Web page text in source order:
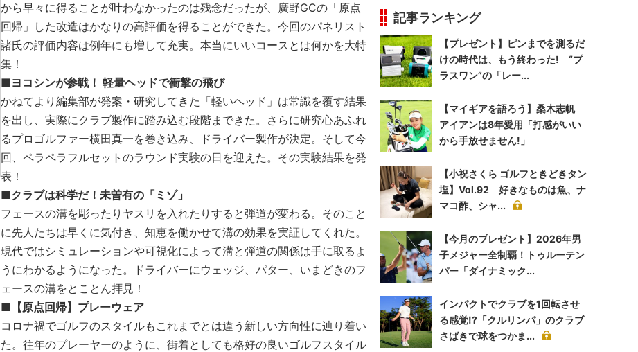
から早々に得ることが叶わなかったのは残念だったが、廣野GCの「原点
回帰」した改造はかなりの高評価を得ることができた。今回のパネリスト
諸氏の評価内容は例年にも増して充実。本当にいいコースとは何かを大特
集！
■ヨコシンが参戦！ 軽量ヘッドで衝撃の飛び
かねてより編集部が発案・研究してきた「軽いヘッド」は常識を覆す結果
を出し、実際にクラブ製作に踏み込む段階まできた。さらに研究心あふれ
るプロゴルファー横田真一を巻き込み、ドライバー製作が決定。そして今
回、ペラペラフルセットのラウンド実験の日を迎えた。その実験結果を発
表！
■クラブは科学だ！未曽有の「ミゾ」
フェースの溝を彫ったりヤスリを入れたりすると弾道が変わる。そのこと
に先人たちは早くに気付き、知恵を働かせて溝の効果を実証してくれた。
現代ではシミュレーションや可視化によって溝と弾道の関係は手に取るよ
うにわかるようになった。ドライバーにウェッジ、パター、いまどきのフ
ェースの溝をとことん拝見！
■【原点回帰】プレーウェア
コロナ禍でゴルフのスタイルもこれまでとは違う新しい方向性に辿り着い
た。往年のプレーヤーのように、街着としても格好の良いゴルフスタイル
記事ランキング
【プレゼント】ピンまでを測るだ
けの時代は、もう終わった! “プ
ラスワン”の「レー...
【マイギアを語ろう】桑木志帆
アイアンは8年愛用「打感がいい
から手放せません!」
【小祝さくら ゴルフときどきタン
塩】Vol.92 好きなものは魚、ナ
マコ酢、シャ...
【今月のプレゼント】2026年男
子メジャー全制覇！トゥルーテン
パー「ダイナミック...
インパクトでクラブを1回転させ
る感覚!?「クルリンパ」のクラブ
さばきで球をつかま...